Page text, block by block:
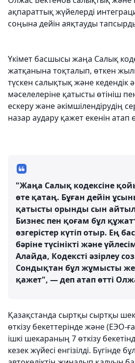
ақпараттық жүйелерді
соңына дейін аяқтауды
Үкімет басшысы жаңа Салық
жатқанына тоқталып, өткен
түскен салықтық және кедендік
мәселелеріне қатысты өтініш
ескеру және әкімшілендірудің
назар аудару қажет екенін атап
"Жаңа Салық кодексіне
өте қатаң. Бұған дейін
қатысты орынды сын
Бизнес пен қоғам бұл
өзгерістер күтіп отыр. Ең
бәріне түсінікті және
Алайда, Кодексті әзірлеу
Сондықтан бұл жұмысты
қажет", — деп атап өтті
Қазақстанда сыртқы сыртқы
өткізу бекеттерінде және (ЕЭО-
ішкі шекараның 7 өткізу
кезек жүйесі енгізілді. Бүгінде